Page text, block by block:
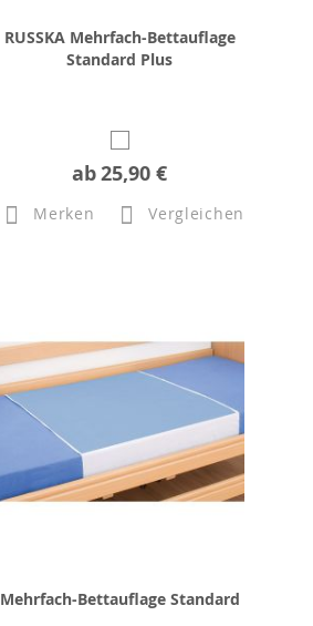
RUSSKA Mehrfach-Bettauflage
Standard Plus
ab25,90 €
Merken Vergleichen
Mehrfach-Bettauflage Standard